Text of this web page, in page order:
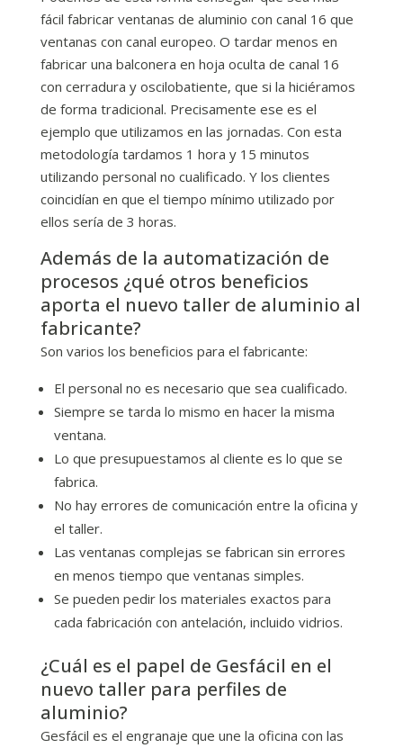
fácil fabricar ventanas de aluminio con canal 16 que
ventanas con canal europeo. O tardar menos en
fabricar una balconera en hoja oculta de canal 16
con cerradura y oscilobatiente, que si la hiciéramos
de forma tradicional. Precisamente ese es el
ejemplo que utilizamos en las jornadas. Con esta
metodología tardamos 1 hora y 15 minutos
utilizando personal no cualificado. Y los clientes
coincidían en que el tiempo mínimo utilizado por
ellos sería de 3 horas.
Además de la automatización de
procesos ¿qué otros beneficios
aporta el nuevo taller de aluminio al
fabricante?
Son varios los beneficios para el fabricante:
El personal no es necesario que sea cualificado.
Siempre se tarda lo mismo en hacer la misma
ventana.
Lo que presupuestamos al cliente es lo que se
fabrica.
No hay errores de comunicación entre la oficina y
el taller.
Las ventanas complejas se fabrican sin errores
en menos tiempo que ventanas simples.
Se pueden pedir los materiales exactos para
cada fabricación con antelación, incluido vidrios.
¿Cuál es el papel de Gesfácil en el
nuevo taller para perfiles de
aluminio?
Gesfácil es el engranaje que une la oficina con las